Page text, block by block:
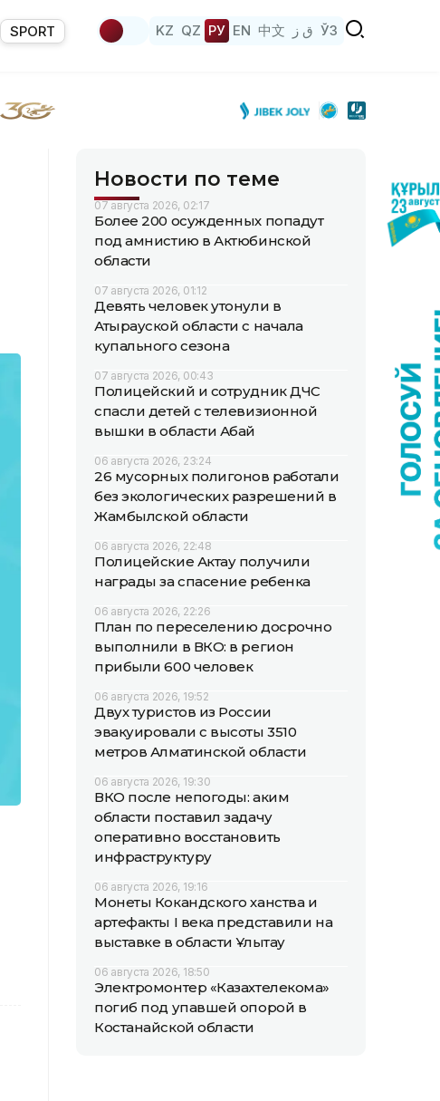
SPORT KZ QZ РУ EN 中文 ق ز ЎЗ
Новости по теме
07 августа 2026, 02:17
Более 200 осужденных попадут
под амнистию в Актюбинской
области
07 августа 2026, 01:12
Девять человек утонули в
Атырауской области с начала
купального сезона
07 августа 2026, 00:43
Полицейский и сотрудник ДЧС
спасли детей с телевизионной
вышки в области Абай
06 августа 2026, 23:24
26 мусорных полигонов работали
без экологических разрешений в
Жамбылской области
06 августа 2026, 22:48
Полицейские Актау получили
награды за спасение ребенка
06 августа 2026, 22:26
План по переселению досрочно
выполнили в ВКО: в регион
прибыли 600 человек
06 августа 2026, 19:52
Двух туристов из России
эвакуировали с высоты 3510
метров Алматинской области
06 августа 2026, 19:30
ВКО после непогоды: аким
области поставил задачу
оперативно восстановить
инфраструктуру
06 августа 2026, 19:16
Монеты Кокандского ханства и
артефакты I века представили на
выставке в области Ұлытау
06 августа 2026, 18:50
Электромонтер «Казахтелекома»
погиб под упавшей опорой в
Костанайской области